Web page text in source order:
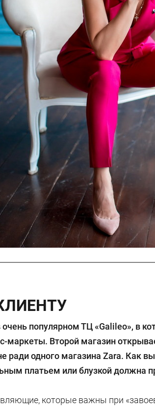
популярном ТЦ «Galileo», в
Второй магазин
ради одного магазина Zara. Как
платьем или блузкой должна
которые важны при